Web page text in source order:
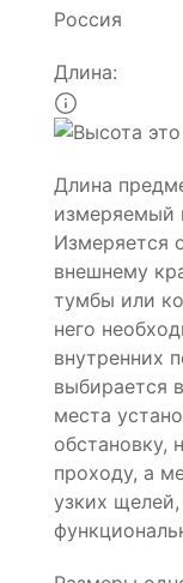
Россия
Длина:
Длина
измеряемый
Измеряется
внешнему
тумбы или
него
внутренних
выбирается
места
обстановку,
проходу, а
узких